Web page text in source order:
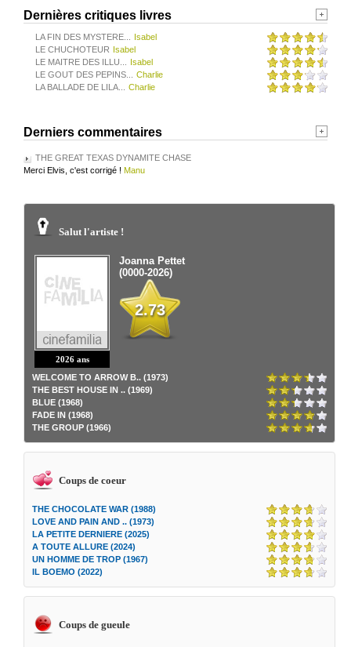
Dernières critiques livres
LA FIN DES MYSTERE...
Isabel
LE CHUCHOTEUR Isabel
LE MAITRE DES ILLU...
Isabel
LE GOUT DES PEPINS...
Charlie
LA BALLADE DE LILA...
Charlie
Derniers commentaires
THE GREAT TEXAS DYNAMITE CHASE
Merci Elvis, c'est corrigé ! Manu
Salut l'artiste !
2026 ans
Joanna Pettet
(0000-2026)
2.73
WELCOME TO ARROW B.. (1973)
THE BEST HOUSE IN .. (1969)
BLUE (1968)
FADE IN (1968)
THE GROUP (1966)
Coups de coeur
THE CHOCOLATE WAR (1988)
LOVE AND PAIN AND .. (1973)
LA PETITE DERNIERE (2025)
A TOUTE ALLURE (2024)
UN HOMME DE TROP (1967)
IL BOEMO (2022)
Coups de gueule